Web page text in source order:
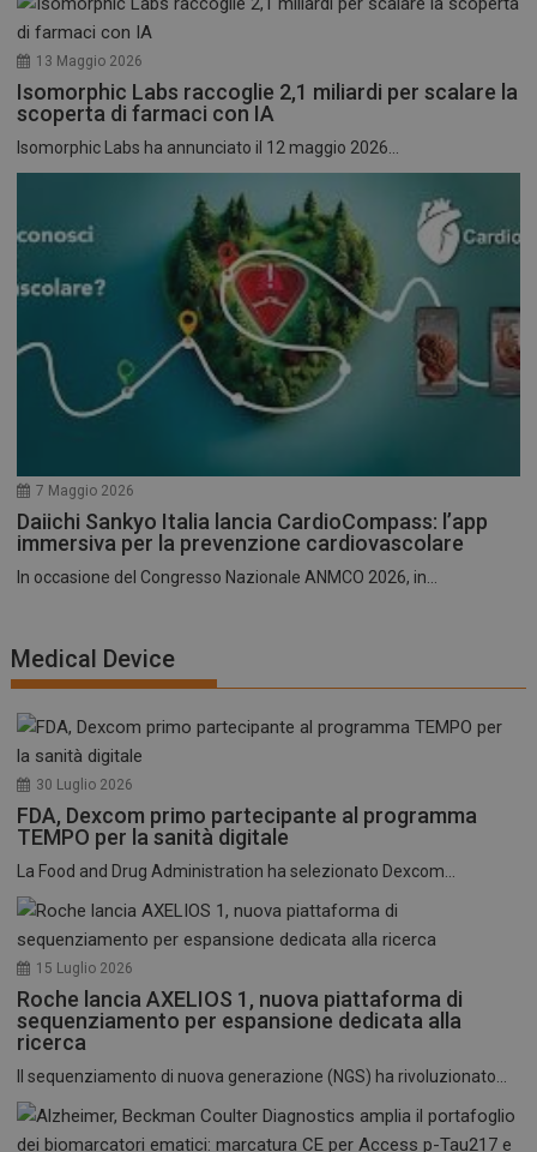
13 Maggio 2026
Isomorphic Labs raccoglie 2,1 miliardi per scalare la
scoperta di farmaci con IA
Isomorphic Labs ha annunciato il 12 maggio 2026...
7 Maggio 2026
Daiichi Sankyo Italia lancia CardioCompass: l’app
immersiva per la prevenzione cardiovascolare
In occasione del Congresso Nazionale ANMCO 2026, in...
Medical Device
30 Luglio 2026
FDA, Dexcom primo partecipante al programma
TEMPO per la sanità digitale
La Food and Drug Administration ha selezionato Dexcom...
15 Luglio 2026
Roche lancia AXELIOS 1, nuova piattaforma di
sequenziamento per espansione dedicata alla
ricerca
Il sequenziamento di nuova generazione (NGS) ha rivoluzionato...